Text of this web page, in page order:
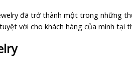
đã trở thành một trong những
vời cho khách hàng của mình tại